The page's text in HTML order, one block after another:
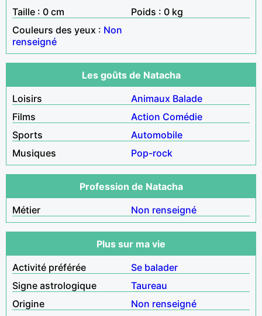
Taille : 0 cm
Poids : 0 kg
Couleurs des yeux : Non
renseigné
Les goûts de Natacha
Loisirs
Animaux Balade
Films
Action Comédie
Sports
Automobile
Musiques
Pop-rock
Profession de Natacha
Métier
Non renseigné
Plus sur ma vie
Activité préférée
Se balader
Signe astrologique
Taureau
Origine
Non renseigné